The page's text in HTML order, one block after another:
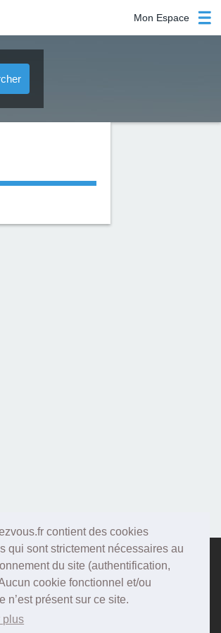
contient des cookies
qui sont strictement nécessaires au
du site (authentification,
cookie fonctionnel et/ou
n’est présent sur ce site.
plus
Mon Espace